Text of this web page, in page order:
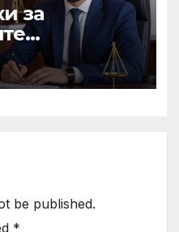
за
be published.
*